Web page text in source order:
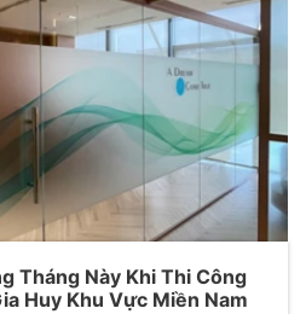
Tháng Này Khi Thi Công
Huy Khu Vực Miền Nam